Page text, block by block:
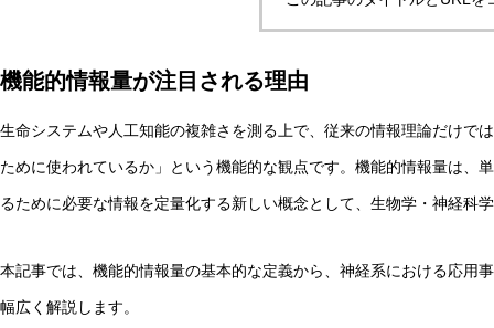
機能的情報量が注目される理由
生命システムや人工知能の複雑さを測る上で、従来の情報理論だけで
ために使われているか」という機能的な観点です。機能的情報量は、
るために必要な情報を定量化する新しい概念として、生物学・神経科
本記事では、機能的情報量の基本的な定義から、神経系における応用
幅広く解説します。